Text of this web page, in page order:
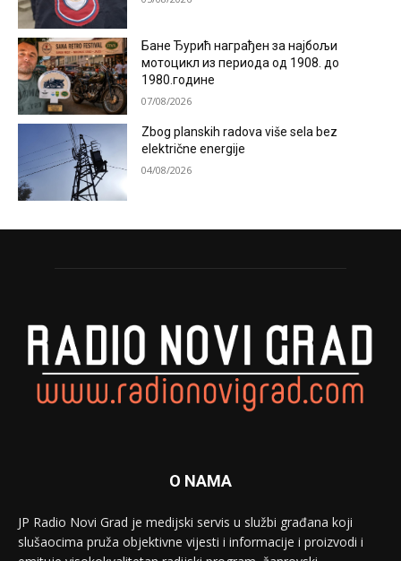
Бане Ђурић награђен за најбољи
мотоцикл из периода од 1908. до
1980.године
07/08/2026
Zbog planskih radova više sela bez
električne energije
04/08/2026
O NAMA
JP Radio Novi Grad je medijski servis u službi građana koji
slušaocima pruža objektivne vijesti i informacije i proizvodi i